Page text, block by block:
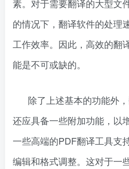
素。对于需要翻译的大型文
的情况下，翻译软件的处理
工作效率。因此，高效的翻
能是不可或缺的。
除了上述基本的功能外
还应具备一些附加功能，以
一些高端的PDF翻译工具支
编辑和格式调整。这对于一